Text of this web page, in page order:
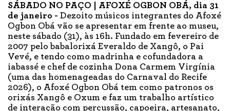
SÁBADO NO PAÇO | AFOXÉ OGBON OBÁ, dia 31
de janeiro - Dezoito músicos integrantes do Afoxé
Ogbon Obá vão se apresentar em frente ao museu,
neste sábado (31), às 16h. Fundado em fevereiro de
2007 pelo babalorixá Everaldo de Xangô, o Pai
Vevé, e tendo como madrinha e cofundadora a
iabassé e chef de cozinha Dona Carmem Virgínia
(uma das homenageadas do Carnaval do Recife
2026), o Afoxé Ogbon Obá tem como patronos os
orixás Xangô e Oxum e faz um trabalho artístico
de interação com percussão, capoeira, artesanato,